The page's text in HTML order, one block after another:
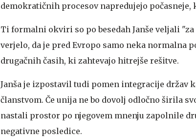
demokratičnih procesov napredujejo
Ti formalni okviri so po besedah Janše veljali
verjelo, da je pred Evropo samo neka normalna
drugačnih časih, ki zahtevajo hitrejše rešitve.
Janša je izpostavil tudi pomen integracije držav
članstvom. Če unija ne bo dovolj odločno širila
nastali prostor po njegovem mnenju zapolnile
negativne posledice.